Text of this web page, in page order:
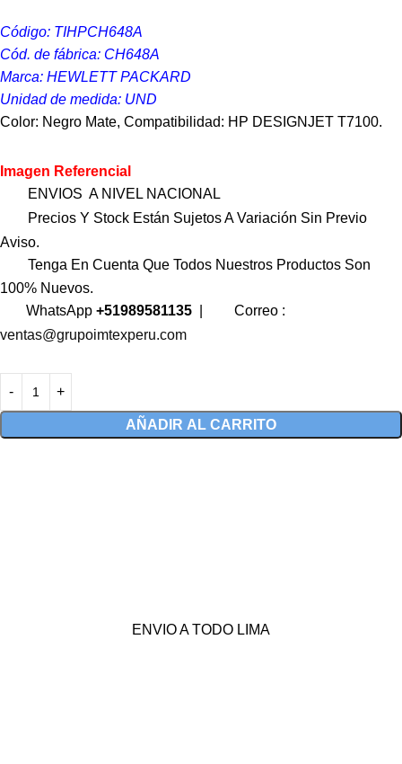
Código: TIHPCH648A
Cód. de fábrica: CH648A
Marca: HEWLETT PACKARD
Unidad de medida: UND
Color: Negro Mate, Compatibilidad: HP DESIGNJET T7100.
Imagen Referencial
ENVIOS A NIVEL NACIONAL
Precios Y Stock Están Sujetos A Variación Sin Previo
Aviso.
Tenga En Cuenta Que Todos Nuestros Productos Son
100% Nuevos.
WhatsApp +51989581135
Correo :
ventas@grupoimtexperu.com
AÑADIR AL CARRITO
ENVIO A TODO LIMA